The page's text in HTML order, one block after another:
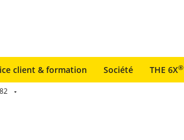
client & formation Société THE 6X®